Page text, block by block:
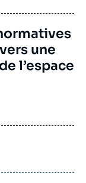
une
l’espace